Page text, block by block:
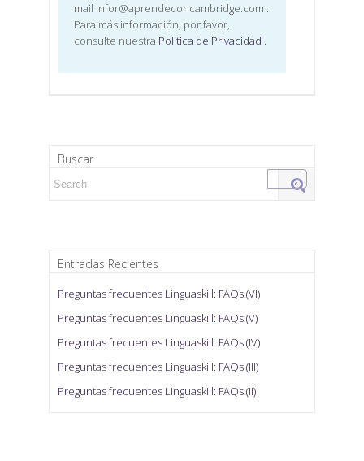
mail infor@aprendeconcambridge.com .
Para más información, por favor,
consulte nuestra Política de Privacidad .
Buscar
Entradas Recientes
Preguntas frecuentes Linguaskill: FAQs (VI)
Preguntas frecuentes Linguaskill: FAQs (V)
Preguntas frecuentes Linguaskill: FAQs (IV)
Preguntas frecuentes Linguaskill: FAQs (III)
Preguntas frecuentes Linguaskill: FAQs (II)